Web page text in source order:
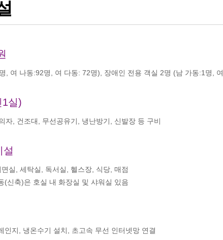
, 여 나동:92명, 여 다동: 72명), 장애인 전용 객실 2명 (남 가동:1명,
1실)
자, 건조대, 무선공유기, 냉난방기, 신발장 등 구비
설
실, 세탁실, 독서실, 헬스장, 식당, 매점
(신축)은 호실 내 화장실 및 샤워실 있음
인지, 냉온수기 설치, 초고속 무선 인터넷망 연결